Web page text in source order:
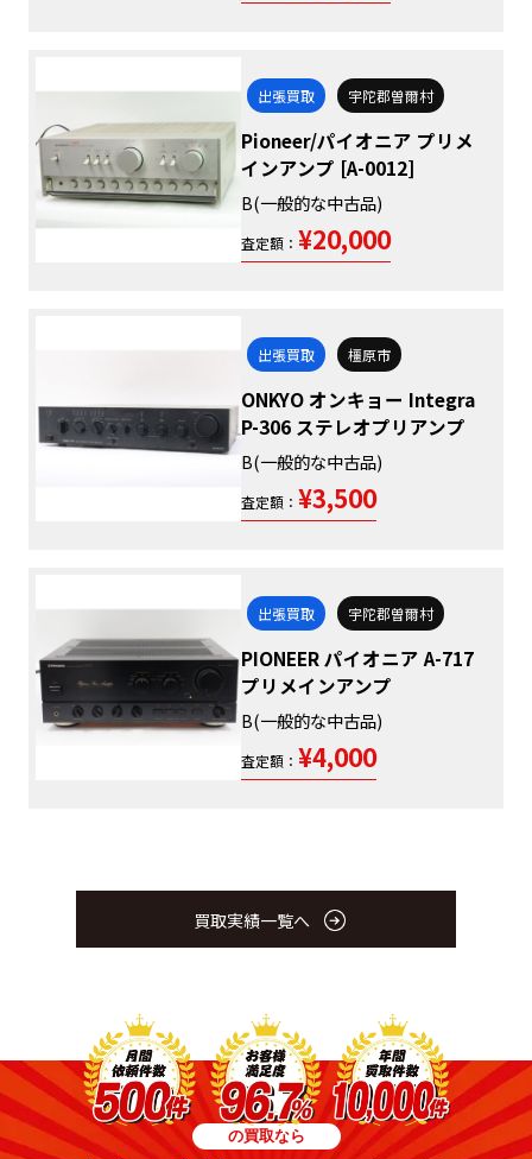
出張買取 宇陀郡曽爾村
Pioneer/パイオニア プリメ
インアンプ [A-0012]
B(一般的な中古品)
査定額： ¥20,000
出張買取 橿原市
ONKYO オンキョー Integra
P-306 ステレオプリアンプ
B(一般的な中古品)
査定額： ¥3,500
出張買取 宇陀郡曽爾村
PIONEER パイオニア A-717
プリメインアンプ
B(一般的な中古品)
査定額： ¥4,000
買取実績一覧へ
の買取なら